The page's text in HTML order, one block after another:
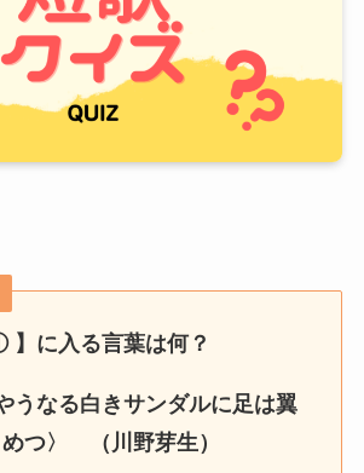
】に入る言葉は何？
うなる白きサンダルに足は翼
つ〉 （川野芽生）